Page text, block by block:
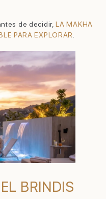
de decidir, LA MAKHA
PARA EXPLORAR
BRINDIS